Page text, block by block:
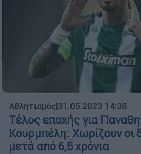
Αθλητισμός|31.05.2023 14:38
Τέλος εποχής για
Κουρμπέλη: Χωρίζουν οι
μετά από 6,5 χρόνια